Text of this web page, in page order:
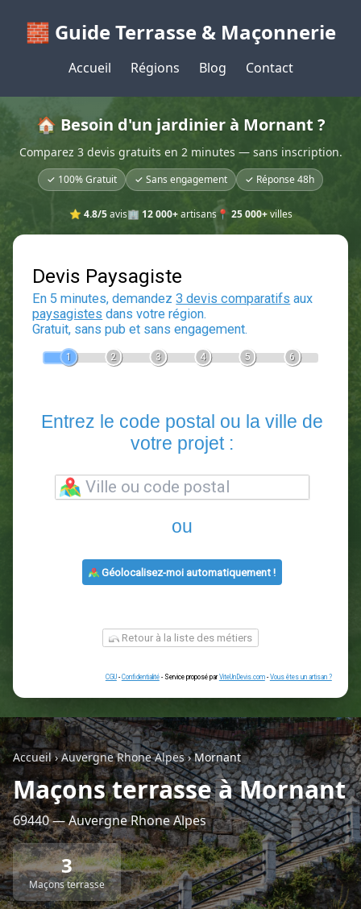
🧱 Guide Terrasse & Maçonnerie
Accueil Régions Blog Contact
🏠 Besoin d'un jardinier à Mornant ?
Comparez 3 devis gratuits en 2 minutes — sans inscription.
✓ 100% Gratuit ✓ Sans engagement ✓ Réponse 48h
⭐ 4.8/5avis🏢 12 000+artisans📍 25 000+villes
Devis Paysagiste
En 5 minutes, demandez3 devis comparatifs
votre projet :
ou
Géolocalisez-moi automatiquement !
Retour à la liste des métiers
CGU -Confidentialité- Service proposé parViteUnDevis.com-Vous
Accueil›Auvergne Rhone Alpes›Mornant
Maçons terrasse à Mornant
69440 — Auvergne Rhone Alpes
3
Maçons terrasse